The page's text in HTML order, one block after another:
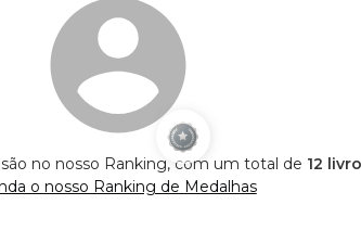
no nosso Ranking, com um total de 12
o nosso Ranking de Medalhas